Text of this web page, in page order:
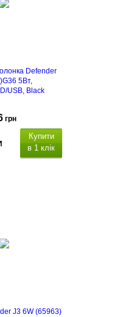
Defender
5Вт,
USB, Black
грн
Купити
в 1 клік
J3 6W (65963)